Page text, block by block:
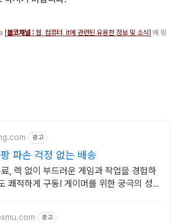
[블코채널 : 웹, 컴퓨터, it에 관련된 유용한 정보 및 소식] 에 링
광고
파손 걱정 없는 배송
, 렉 없이 부드러운 게임과 작업을 경험하
쾌적하게 구동! 게이머를 위한 궁극의 성능
광고